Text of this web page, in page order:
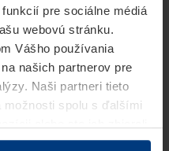
pre sociálne médiá
webovú stránku.
Vášho používania
našich partnerov pre
Naši partneri tieto
spolu s ďalšími